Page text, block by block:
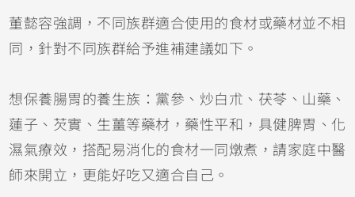
董懿容強調，不同族群適合使用的食材或藥材並不相
同，針對不同族群給予進補建議如下。
想保養腸胃的養生族：黨參、炒白朮、茯苓、山藥、
蓮子、芡實、生薑等藥材，藥性平和，具健脾胃、化
濕氣療效，搭配易消化的食材一同燉煮，請家庭中醫
師來開立，更能好吃又適合自己。